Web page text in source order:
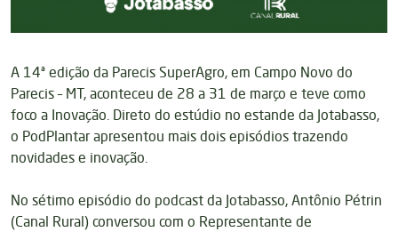
A 14ª edição da Parecis SuperAgro, em Campo Novo do
Parecis – MT, aconteceu de 28 a 31 de março e teve como
foco a Inovação. Direto do estúdio no estande da Jotabasso,
o PodPlantar apresentou mais dois episódios trazendo
novidades e inovação.
No sétimo episódio do podcast da Jotabasso, Antônio Pétrin
(Canal Rural) conversou com o Representante de